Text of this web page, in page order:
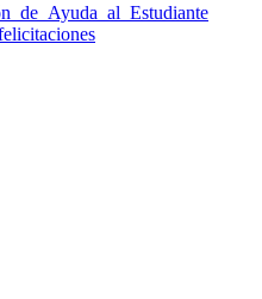
de Ayuda al Estudiante